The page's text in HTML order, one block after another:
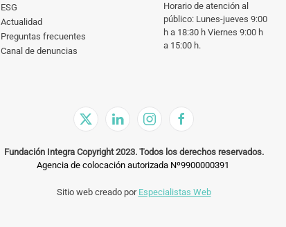
ESG
Actualidad
Preguntas frecuentes
Canal de denuncias
Horario de atención al
público: Lunes-jueves 9:00
h a 18:30 h Viernes 9:00 h
a 15:00 h.
Fundación Integra Copyright 2023. Todos los derechos reservados.
Agencia de colocación autorizada Nº9900000391
Sitio web creado por Especialistas Web